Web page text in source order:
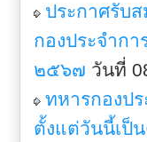
ประกาศรับ
กองประจำก
๒๕๖๗ วันที่
ทหารกองป
ตั้งแต่วันนี้เป็